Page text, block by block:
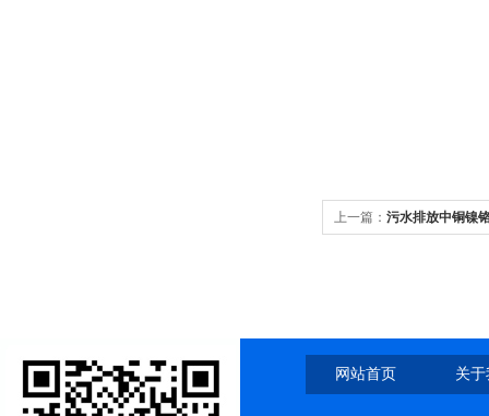
上一篇： 污水排放中铜镍
网站首页 关